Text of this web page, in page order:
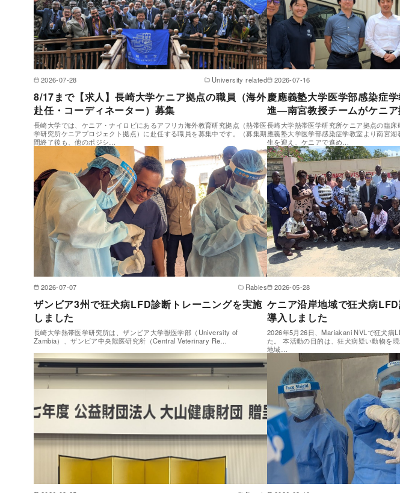
2026-07-28 University related
8/17まで【求人】長崎大学ケニア拠点の職員（海外
赴任・コーディネーター）募集
長崎大学では、ケニア・ナイロビにあるアフリカ海外教育研究拠点（熱帯医
学研究所ケニアプロジェクト拠点）に赴任する職員を募集中です。（募集期
間終了後も、他のポジシ…
2026-07-16
慶應義塾大学医学部感染症
進―南宮教授チームがケニ
長崎大学熱帯医学研究所ケニア拠点の臨
應義塾大学医学部感染症学教室より南宮
生を迎え、ケニアで進め…
2026-07-07 Rabies
ザンビア3州で狂犬病LFD診断トレーニングを実施
しました
長崎大学熱帯医学研究所は、ザンビア大学獣医学部（University of
Zambia）、ザンビア中央獣医研究所（Central Veterinary Re…
2026-05-28
ケニア沿岸地域で狂犬病
導入しました
2026年5月26日、Mariakani NVLで狂犬病
た。 本活動の目的は、狂犬病疑い動物を
地域…